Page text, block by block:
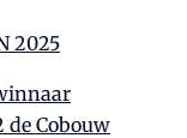
2025
de Cobouw